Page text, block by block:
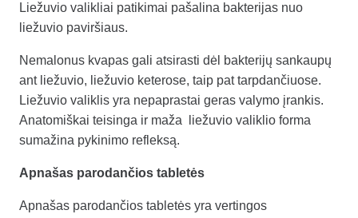
Liežuvio valikliai patikimai pašalina bakterijas nuo
liežuvio paviršiaus.
Nemalonus kvapas gali atsirasti dėl bakterijų sankaupų
ant liežuvio, liežuvio keterose, taip pat tarpdančiuose.
Liežuvio valiklis yra nepaprastai geras valymo įrankis.
Anatomiškai teisinga ir maža liežuvio valiklio forma
sumažina pykinimo refleksą.
Apnašas parodančios tabletės
Apnašas parodančios tabletės yra vertingos